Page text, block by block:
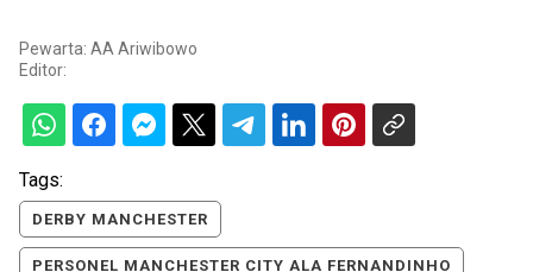
Pewarta: AA Ariwibowo
Editor:
Tags:
DERBY MANCHESTER
PERSONEL MANCHESTER CITY ALA FERNANDINHO